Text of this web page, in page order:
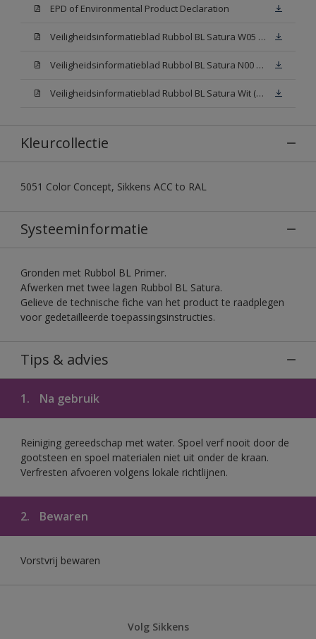
EPD of Environmental Product Declaration
Veiligheidsinformatieblad Rubbol BL Satura W05 (SDS)
Veiligheidsinformatieblad Rubbol BL Satura N00 (SDS)
Veiligheidsinformatieblad Rubbol BL Satura Wit (SDS)
Kleurcollectie
5051 Color Concept, Sikkens ACC to RAL
Systeeminformatie
Gronden met Rubbol BL Primer.
Afwerken met twee lagen Rubbol BL Satura.
Gelieve de technische fiche van het product te raadplegen
voor gedetailleerde toepassingsinstructies.
Tips & advies
1. Na gebruik
Reiniging gereedschap met water. Spoel verf nooit door de
gootsteen en spoel materialen niet uit onder de kraan.
Verfresten afvoeren volgens lokale richtlijnen.
2. Bewaren
Vorstvrij bewaren
Volg Sikkens